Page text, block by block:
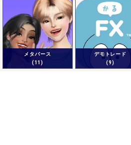
メタバース
(11)
デモトレード
(9)